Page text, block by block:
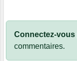
Connectez-vous
commentaires.